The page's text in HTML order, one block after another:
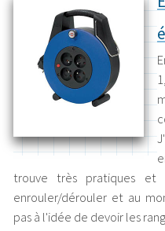
trouve très pratiques
enrouler/dérouler et au
pas à l'idée de devoir les